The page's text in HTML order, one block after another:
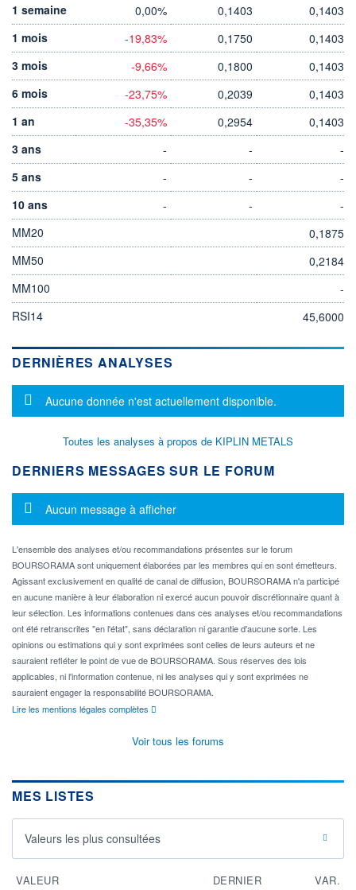
1 semaine
0,00% 0,1403
0,1403
1 mois
-19,83% 0,1750
0,1403
3 mois
-9,66% 0,1800
0,1403
6 mois
-23,75% 0,2039
0,1403
1 an
-35,35% 0,2954
0,1403
3 ans
- -
-
5 ans
- -
-
10 ans
- -
-
MM20
0,1875
MM50
0,2184
MM100
-
RSI14
45,6000
DERNIÈRES ANALYSES
Message d'information
Aucune donnée n'est actuellement disponible.
Toutes les analyses à propos de KIPLIN METALS
DERNIERS MESSAGES SUR LE FORUM
Message d'information
Aucun message à afficher
L'ensemble des analyses et/ou recommandations présentes sur le forum
BOURSORAMA sont uniquement élaborées par les membres qui en sont émetteurs.
Agissant exclusivement en qualité de canal de diffusion, BOURSORAMA n'a participé
en aucune manière à leur élaboration ni exercé aucun pouvoir discrétionnaire quant à
leur sélection. Les informations contenues dans ces analyses et/ou recommandations
ont été retranscrites "en l'état", sans déclaration ni garantie d'aucune sorte. Les
opinions ou estimations qui y sont exprimées sont celles de leurs auteurs et ne
sauraient refléter le point de vue de BOURSORAMA. Sous réserves des lois
applicables, ni l'information contenue, ni les analyses qui y sont exprimées ne
sauraient engager la responsabilité BOURSORAMA.
Lire les mentions légales complètes
Voir tous les forums
MES LISTES
Valeurs les plus consultées
VALEUR DERNIER VAR.